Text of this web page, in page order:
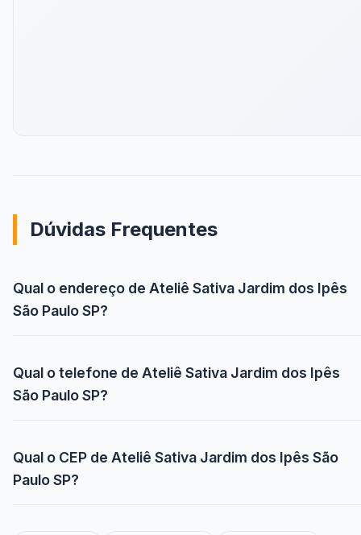
Dúvidas Frequentes
Qual o endereço de Ateliê Sativa Jardim dos Ipês
São Paulo SP?
Qual o telefone de Ateliê Sativa Jardim dos Ipês
São Paulo SP?
Qual o CEP de Ateliê Sativa Jardim dos Ipês São
Paulo SP?